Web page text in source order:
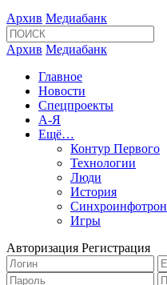
Архив Медиабанк
Архив Медиабанк
Главное
Новости
Спецпроекты
А-Я
Ещё…
Контур Первого
Технологии
Люди
История
Синхроинфотрон
Игры
Авторизация Регистрация